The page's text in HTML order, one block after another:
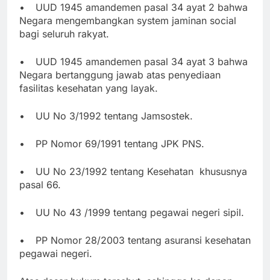
•
UUD 1945 amandemen pasal 34 ayat 2 bahwa
Negara mengembangkan system jaminan social
bagi seluruh rakyat.
•
UUD 1945 amandemen pasal 34 ayat 3 bahwa
Negara bertanggung jawab atas penyediaan
fasilitas kesehatan yang layak.
• UU No 3/1992 tentang Jamsostek.
• PP Nomor 69/1991 tentang JPK PNS.
•
UU No 23/1992 tentang Kesehatan khususnya
pasal 66.
• UU No 43 /1999 tentang pegawai negeri sipil.
•
PP Nomor 28/2003 tentang asuransi kesehatan
pegawai negeri.